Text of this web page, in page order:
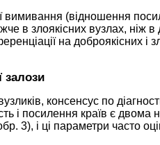
вимивання (відношення
в злоякісних вузлах, ніж в
на доброякісних і
залози
консенсус по
і посилення країв є двома
3), і ці параметри часто